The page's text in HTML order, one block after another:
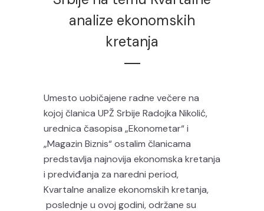
analize ekonomskih
kretanja
Umesto uobičajene radne večere na
kojoj članica UPŽ Srbije Radojka Nikolić,
urednica časopisa „Ekonometar“ i
„Magazin Biznis“ ostalim članicama
predstavlja najnovija ekonomska kretanja
i predviđanja za naredni period,
Kvartalne analize ekonomskih kretanja,
poslednje u ovoj godini, održane su